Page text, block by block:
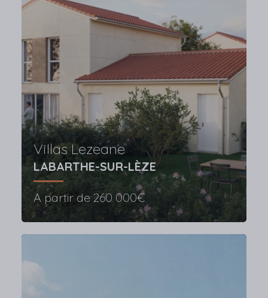
Villas Lezeane
LABARTHE-SUR-LÈZE
A partir de 260 000€